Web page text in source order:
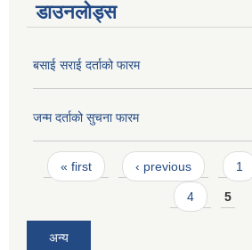
डाउनलोड्स
बसाई सराई दर्ताको फारम
जन्म दर्ताको सुचना फारम
Pages
« first ‹ previous 1
4 5
अन्य